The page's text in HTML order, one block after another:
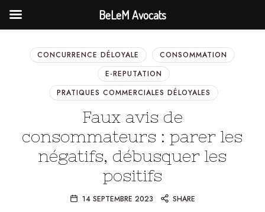
CONCURRENCE DÉLOYALE
CONSOMMATION
E-REPUTATION
PRATIQUES COMMERCIALES DÉLOYALES
Faux avis de
consommateurs : parer les
négatifs, débusquer les
positifs
14 SEPTEMBRE 2023 SHARE
BeLeM Avocats